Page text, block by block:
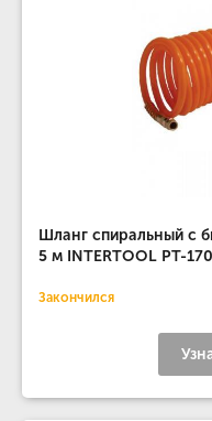
Шланг спиральный с
5 м INTERTOOL PT-
Закончился